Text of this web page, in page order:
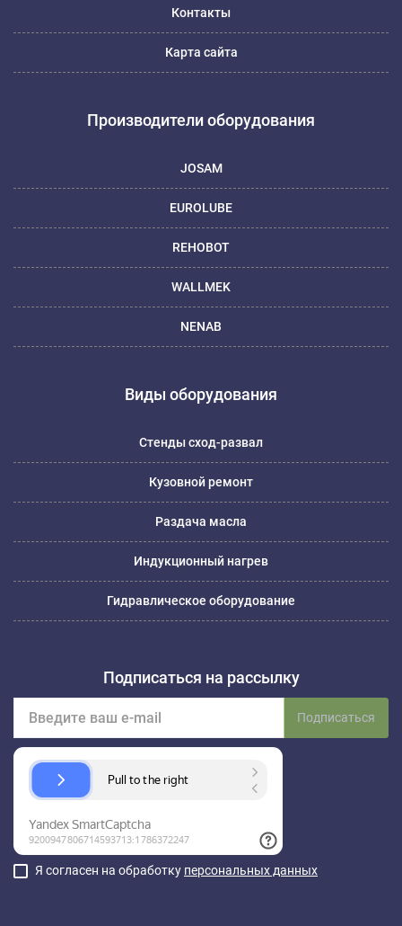
Контакты
Карта сайта
Производители оборудования
JOSAM
EUROLUBE
REHOBOT
WALLMEK
NENAB
Виды оборудования
Стенды сход-развал
Кузовной ремонт
Раздача масла
Индукционный нагрев
Гидравлическое оборудование
Подписаться на рассылку
Подписаться
Я согласен на обработку персональных данных